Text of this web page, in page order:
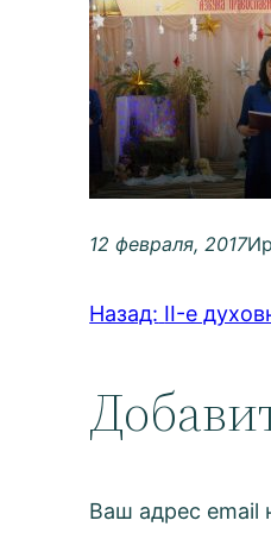
12 февраля, 2017
Назад: II-е
Ваш адрес email